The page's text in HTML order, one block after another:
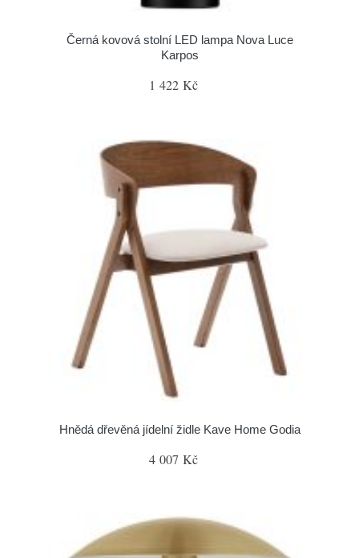
Černá kovová stolní LED lampa Nova Luce
Karpos
1 422 Kč
Hnědá dřevěná jídelní židle Kave Home Godia
4 007 Kč